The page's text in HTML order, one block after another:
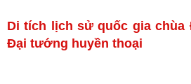
Di tích lịch sử quốc gia chùa
Đại tướng huyền thoại